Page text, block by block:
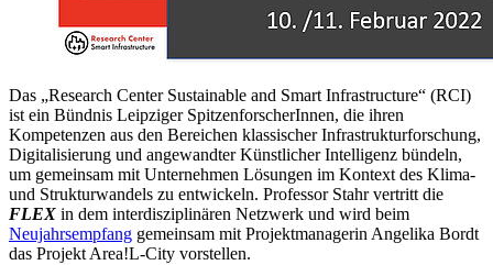
Das „Research Center Sustainable and Smart Infrastructure“ (RCI)
ist ein Bündnis Leipziger SpitzenforscherInnen, die ihren
Kompetenzen aus den Bereichen klassischer Infrastrukturforschung,
Digitalisierung und angewandter Künstlicher Intelligenz bündeln,
um gemeinsam mit Unternehmen Lösungen im Kontext des Klima-
und Strukturwandels zu entwickeln. Professor Stahr vertritt die
FLEX in dem interdisziplinären Netzwerk und wird beim
Neujahrsempfang gemeinsam mit Projektmanagerin Angelika Bordt
das Projekt Area!L-City vorstellen.